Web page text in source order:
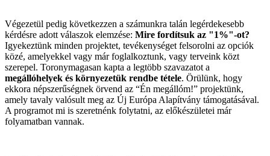
Végezetül pedig következzen a számunkra talán legérdekesebb
kérdésre adott válaszok elemzése: Mire fordítsuk az "1%"-ot?
Igyekeztünk minden projektet, tevékenységet felsorolni az opciók
közé, amelyekkel vagy már foglalkoztunk, vagy terveink közt
szerepel. Toronymagasan kapta a legtöbb szavazatot a
megállóhelyek és környezetük rendbe tétele. Örülünk, hogy
ekkora népszerűségnek örvend az “Én megállóm!” projektünk,
amely tavaly valósult meg az Új Európa Alapítvány támogatásával.
A programot mi is szeretnénk folytatni, az előkészületei már
folyamatban vannak.